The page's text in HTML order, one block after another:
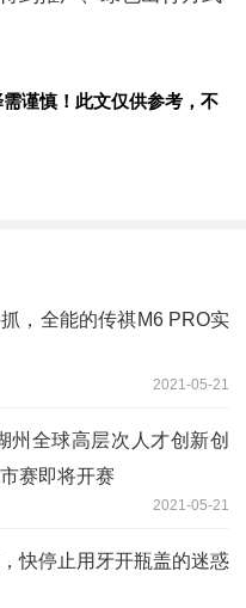
谨慎！此文仅供参考，不
，全能的传祺M6 PRO实
2021-05-21
州全球高层次人才创新创
赛即将开赛
2021-05-21
快停止用牙开瓶盖的迷惑